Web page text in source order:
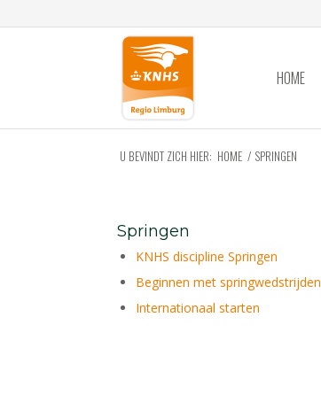
HOME
U BEVINDT ZICH HIER: HOME / SPRINGEN
Springen
KNHS discipline Springen
Beginnen met springwedstrijden
Internationaal starten